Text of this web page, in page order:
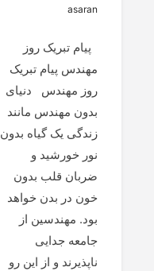
asaran
پیام تبریک روز
مهندس پیام تبریک
روز مهندس دنیای
بدون مهندس مانند
زندگی یک گیاه بدون
نور خورشید و
ضربان قلب بدون
خون در بدن خواهد
بود. مهندسین از
جامعه جدایی
ناپذیرند و از این رو